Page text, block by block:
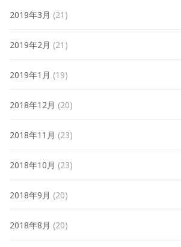
2019年3月 (21)
2019年2月 (21)
2019年1月 (19)
2018年12月 (20)
2018年11月 (23)
2018年10月 (23)
2018年9月 (20)
2018年8月 (20)